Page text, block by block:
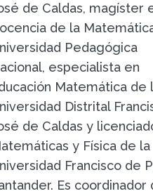
de Caldas, magíster
de la
Pedagógica
especialista en
Matemática de
Distrital
de Caldas y
y Física de la
Francisco de
Es coordinador